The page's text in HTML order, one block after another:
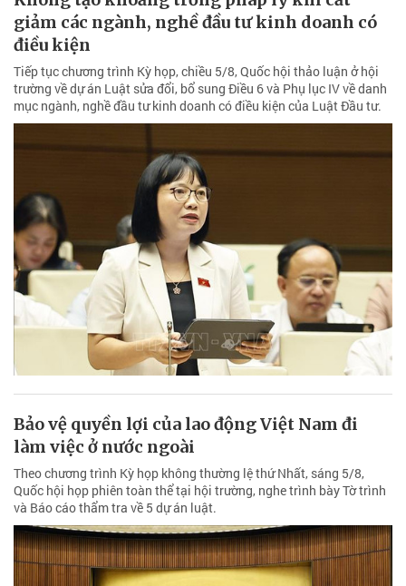
giảm các ngành, nghề đầu tư kinh doanh có
điều kiện
Tiếp tục chương trình Kỳ họp, chiều 5/8, Quốc hội thảo luận ở hội
trường về dự án Luật sửa đổi, bổ sung Điều 6 và Phụ lục IV về danh
mục ngành, nghề đầu tư kinh doanh có điều kiện của Luật Đầu tư.
Bảo vệ quyền lợi của lao động Việt Nam đi
làm việc ở nước ngoài
Theo chương trình Kỳ họp không thường lệ thứ Nhất, sáng 5/8,
Quốc hội họp phiên toàn thể tại hội trường, nghe trình bày Tờ trình
và Báo cáo thẩm tra về 5 dự án luật.